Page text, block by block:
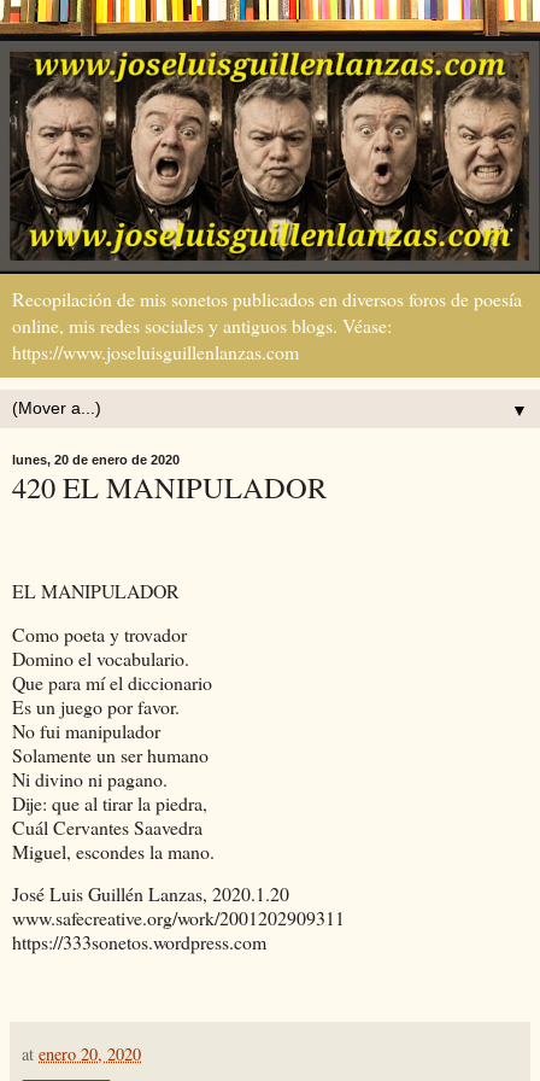
Recopilación de mis sonetos publicados en diversos foros de poesía
online, mis redes sociales y antiguos blogs. Véase:
https://www.joseluisguillenlanzas.com
▼
lunes, 20 de enero de 2020
420 EL MANIPULADOR
EL MANIPULADOR
Como poeta y trovador
Domino el vocabulario.
Que para mí el diccionario
Es un juego por favor.
No fui manipulador
Solamente un ser humano
Ni divino ni pagano.
Dije: que al tirar la piedra,
Cuál Cervantes Saavedra
Miguel, escondes la mano.
José Luis Guillén Lanzas, 2020.1.20
www.safecreative.org/work/2001202909311
https://333sonetos.wordpress.com
at enero 20, 2020